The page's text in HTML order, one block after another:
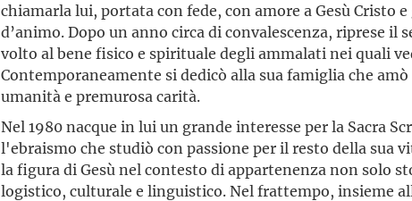
chiamarla lui, portata con fede, con amore a Gesù Cristo
d’animo. Dopo un anno circa di convalescenza, riprese il
volto al bene fisico e spirituale degli ammalati nei quali
Contemporaneamente si dedicò alla sua famiglia che
umanità e premurosa carità.
Nel 1980 nacque in lui un grande interesse per la Sacra
l'ebraismo che studiò con passione per il resto della sua
la figura di Gesù nel contesto di appartenenza non solo
logistico, culturale e linguistico. Nel frattempo, insieme